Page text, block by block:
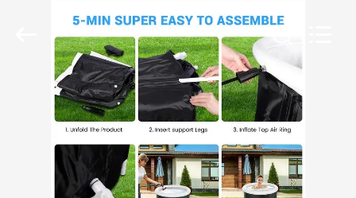
HOME
PRODUCTS
ABOUT